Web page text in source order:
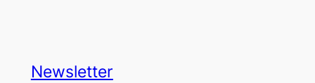
Newsletter